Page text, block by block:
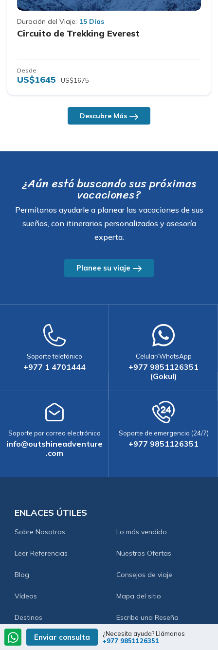
Duración del Viaje: 15 Días
Circuito de Trekking Everest
Desde
US$1645 US$1675
Descubre Más
¿Aún está buscando sus próximas
vacaciones?
Permítanos ayudarle a planear las vacaciones de sus
sueños, con itinerarios personalizados y asesoría
experta.
Planee su viaje
Soporte telefónico
+977 1 4701444
Celular/WhatsApp
+977 9851126351
(Gokul)
Soporte por correo electrónico
info@outshineadventure
.com
Soporte de emergencia (24/7)
+977 9851126351
ENLACES ÚTILES
Sobre Nosotros Lo más vendido
Leer Referencias Nuestras Ofertas
Blog Consejos de viaje
Vídeos Mapa del sitio
Destinos Escribe una Reseña
Fotos Escríbenos
Enviar consulta
¿Necesita ayuda? Llámanos
+977 9851126351